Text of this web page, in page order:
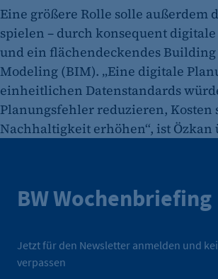
fe_typo_user
Name:
fe_typo_user
Anbieter:
CMS TYPO3
oder Formularen). Wird auch bei
Cookie Laufzeit:
Session
Eine größere Rolle solle außerdem
spielen – durch konsequent
und ein flächendeckendes
Modeling (BIM). „Eine digitale
einheitlichen Datenstandards
Planungsfehler reduzieren, Kosten
Nachhaltigkeit erhöhen“, ist Özkan
BW Wochenbriefing
Jetzt für den Newsletter anmelden und
verpassen